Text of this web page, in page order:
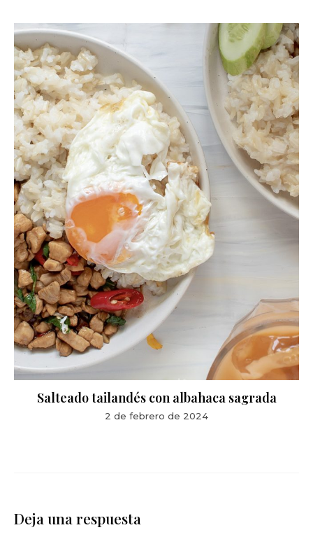
Salteado tailandés con albahaca sagrada
2 de febrero de 2024
Deja una respuesta